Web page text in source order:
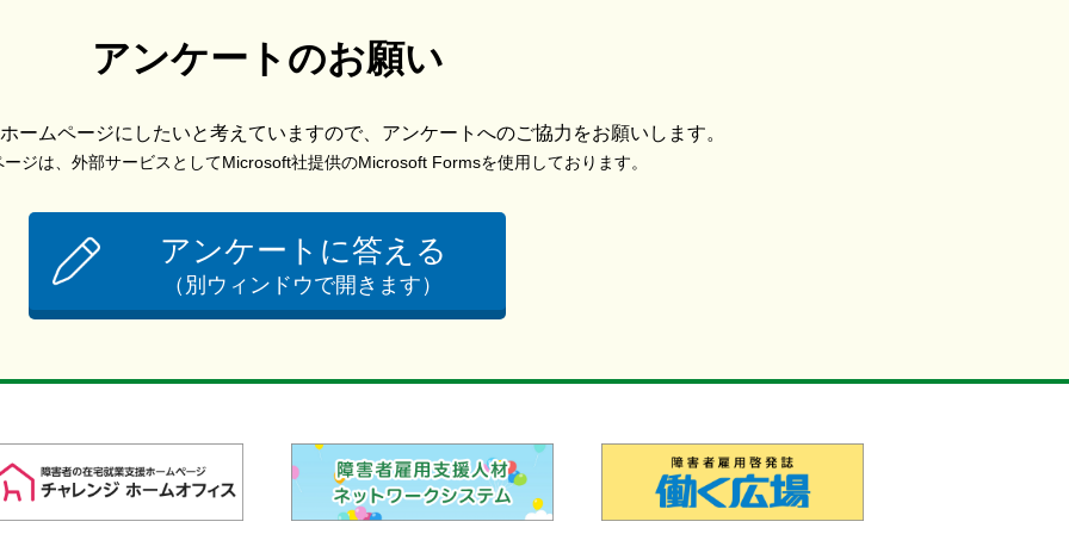
アンケートのお願い
ームページにしたいと考えていますので、アンケートへのご協力をお願いします。
ジは、外部サービスとしてMicrosoft社提供のMicrosoft Formsを使用しております。
アンケートに答える
（別ウィンドウで開きます）